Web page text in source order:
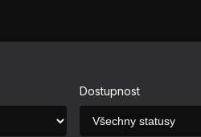
Dostupnost